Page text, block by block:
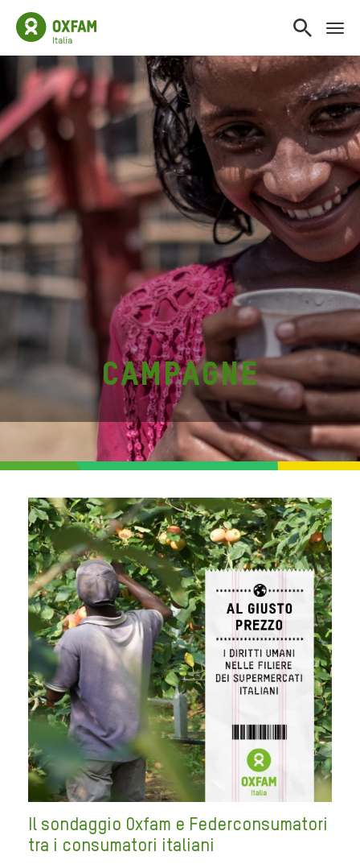
Campagne
Il sondaggio Oxfam e Federconsumatori
tra i consumatori italiani